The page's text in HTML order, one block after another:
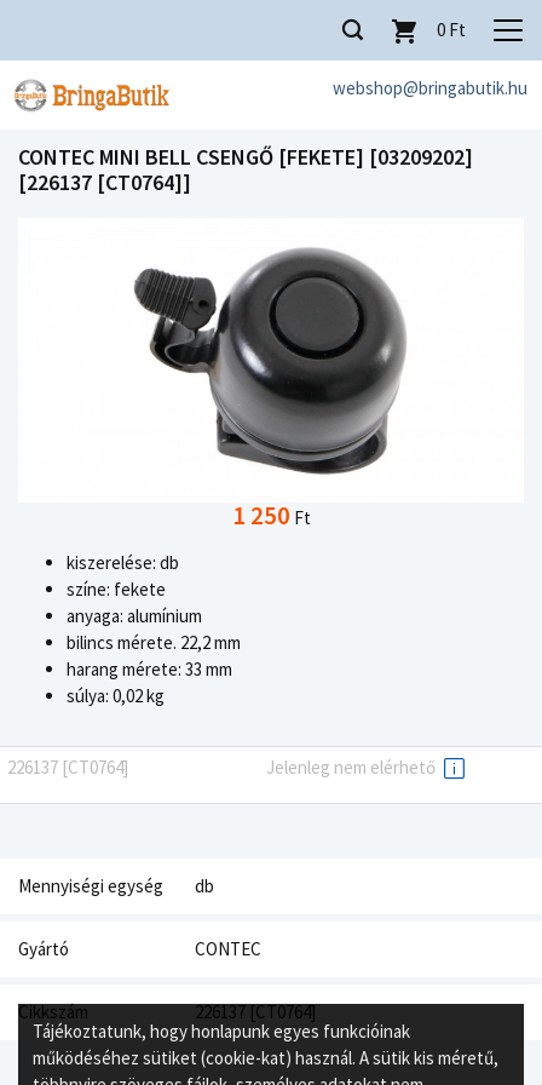
webshop@bringabutik.hu
0 Ft
CONTEC MINI BELL CSENGŐ [FEKETE] [03209202]
[226137 [CT0764]]
1 250 Ft
kiszerelése: db
színe: fekete
anyaga: alumínium
bilincs mérete. 22,2 mm
harang mérete: 33 mm
súlya: 0,02 kg
226137 [CT0764] Jelenleg nem elérhető
Mennyiségi egység db
Gyártó CONTEC
Cikkszám
226137 [CT0764]
Tájékoztatunk, hogy honlapunk egyes funkcióinak
működéséhez sütiket (cookie-kat) használ. A sütik kis méretű,